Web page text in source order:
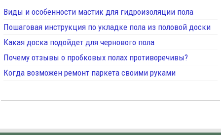
Виды и особенности мастик для гидроизоляции пола
Пошаговая инструкция по укладке пола из половой доски
Какая доска подойдет для чернового пола
Почему отзывы о пробковых полах противоречивы?
Когда возможен ремонт паркета своими руками